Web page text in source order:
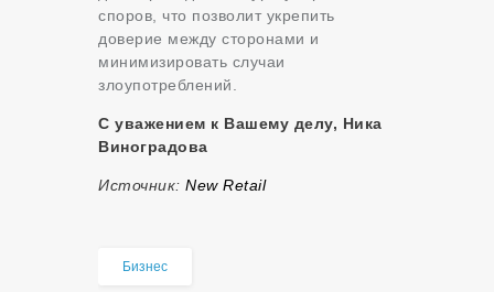
споров, что позволит укрепить
доверие между сторонами и
минимизировать случаи
злоупотреблений.
С уважением к Вашему делу, Ника
Виноградова
Источник: New Retail
Бизнес